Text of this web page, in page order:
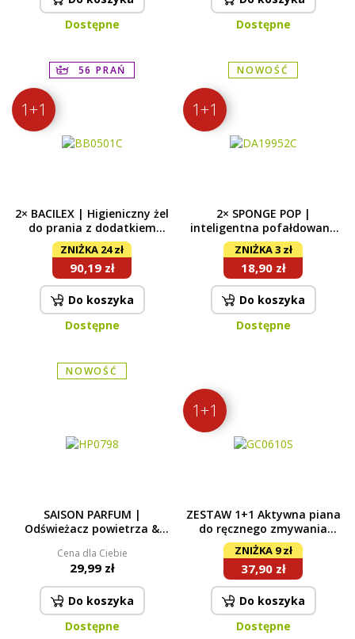
Dostępne
Dostępne
56 PRAŃ
1+1
2× BACILEX | Higieniczny żel
do prania z dodatkiem
antybakteryjnym | do
białego & kolorowego | 56
prań
ZNIŻKA 24 zł
90,19 zł
Do koszyka
Dostępne
NOWOŚĆ
1+1
2× SPONGE POP |
inteligentna pofałdowana
gąbka | skutecznie ściera &
nie wznieca kurzu, ekstra
chłonna | szara
ZNIŻKA 3 zł
18,90 zł
Do koszyka
Dostępne
NOWOŚĆ
SAISON PARFUM |
Odświeżacz powietrza &
zapachowy | 200 ml
Cena dla Ciebie
29,99 zł
Do koszyka
Dostępne
1+1
ZESTAW 1+1 Aktywna piana
do ręcznego zmywania
naczyń AQUATIX EcoFoam
bergamot & lemon 300 + 300
ml
ZNIŻKA 9 zł
37,90 zł
Do koszyka
Dostępne